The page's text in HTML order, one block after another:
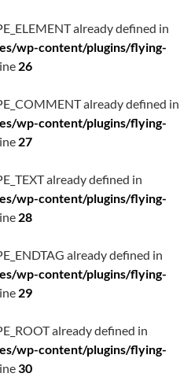
already defined in
wp-content/plugins/flying-
26
already defined in
wp-content/plugins/flying-
27
already defined in
wp-content/plugins/flying-
28
already defined in
wp-content/plugins/flying-
29
already defined in
wp-content/plugins/flying-
30